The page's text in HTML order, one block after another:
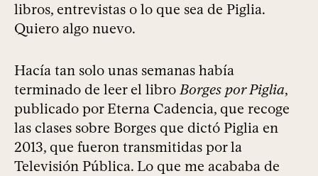
libros, entrevistas o lo que sea de Piglia.
Quiero algo nuevo.
Hacía tan solo unas semanas había
terminado de leer el libro Borges por Piglia,
publicado por Eterna Cadencia, que recoge
las clases sobre Borges que dictó Piglia en
2013, que fueron transmitidas por la
Televisión Pública. Lo que me acababa de